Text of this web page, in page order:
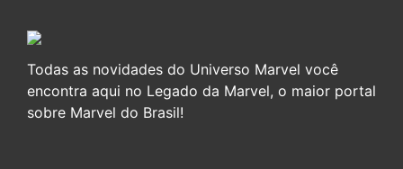
Todas as novidades do Universo Marvel você
encontra aqui no Legado da Marvel, o maior portal
sobre Marvel do Brasil!